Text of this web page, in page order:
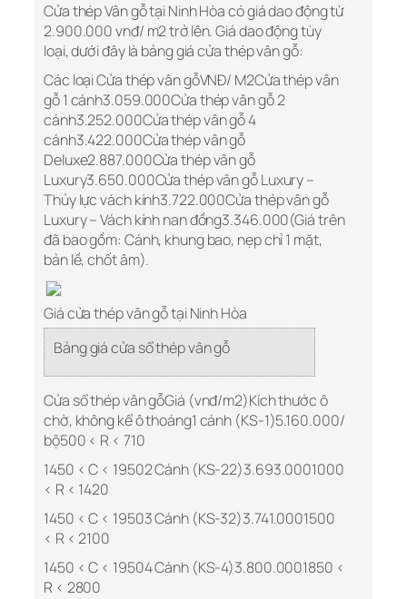
Cửa thép Vân gỗ tại Ninh Hòa có giá dao động từ
2.900.000 vnđ/ m2 trở lên. Giá dao động tùy
loại, dưới đây là bảng giá cửa thép vân gỗ:
Các loại Cửa thép vân gỗVNĐ/ M2Cửa thép vân
gỗ 1 cánh3.059.000Cửa thép vân gỗ 2
cánh3.252.000Cửa thép vân gỗ 4
cánh3.422.000Cửa thép vân gỗ
Deluxe2.887.000Cửa thép vân gỗ
Luxury3.650.000Cửa thép vân gỗ Luxury –
Thủy lực vách kính3.722.000Cửa thép vân gỗ
Luxury – Vách kính nan đồng3.346.000(Giá trên
đã bao gồm: Cánh, khung bao, nẹp chỉ 1 mặt,
bản lề, chốt âm).
Giá cửa thép vân gỗ tại Ninh Hòa
Bảng giá cửa sổ thép vân gỗ
Cửa sổ thép vân gỗGiá (vnđ/m2)Kích thước ô
chờ, không kể ô thoáng1 cánh (KS-1)5.160.000/
bộ500 < R < 710
1450 < C < 19502 Cánh (KS-22)3.693.0001000
< R < 1420
1450 < C < 19503 Cánh (KS-32)3.741.0001500
< R < 2100
1450 < C < 19504 Cánh (KS-4)3.800.0001850 <
R < 2800